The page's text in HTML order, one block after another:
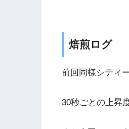
焙煎ログ
前回同様シティ
30秒ごとの上昇